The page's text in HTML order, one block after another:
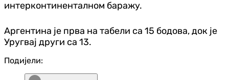
интерконтиненталном баражу.
Аргентина је прва на табели са 15 бодова, док је
Уругвај други са 13.
Подијели: